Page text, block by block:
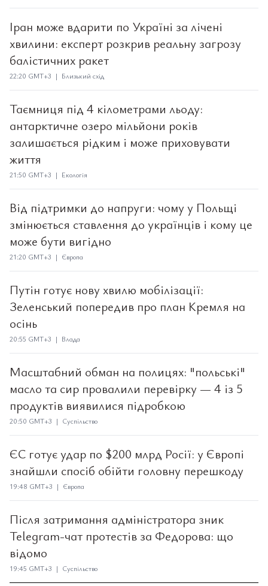
Іран може вдарити по Україні за лічені
хвилини: експерт розкрив реальну загрозу
балістичних ракет
22:20 GMT+3 | Близький схід
Таємниця під 4 кілометрами льоду:
антарктичне озеро мільйони років
залишається рідким і може приховувати
життя
21:50 GMT+3 | Екологія
Від підтримки до напруги: чому у Польщі
змінюється ставлення до українців і кому це
може бути вигідно
21:20 GMT+3 | Європа
Путін готує нову хвилю мобілізації:
Зеленський попередив про план Кремля на
осінь
20:55 GMT+3 | Влада
Масштабний обман на полицях: "польські"
масло та сир провалили перевірку — 4 із 5
продуктів виявилися підробкою
20:50 GMT+3 | Суспільство
ЄС готує удар по $200 млрд Росії: у Європі
знайшли спосіб обійти головну перешкоду
19:48 GMT+3 | Європа
Після затримання адміністратора зник
Telegram-чат протестів за Федорова: що
відомо
19:45 GMT+3 | Суспільство